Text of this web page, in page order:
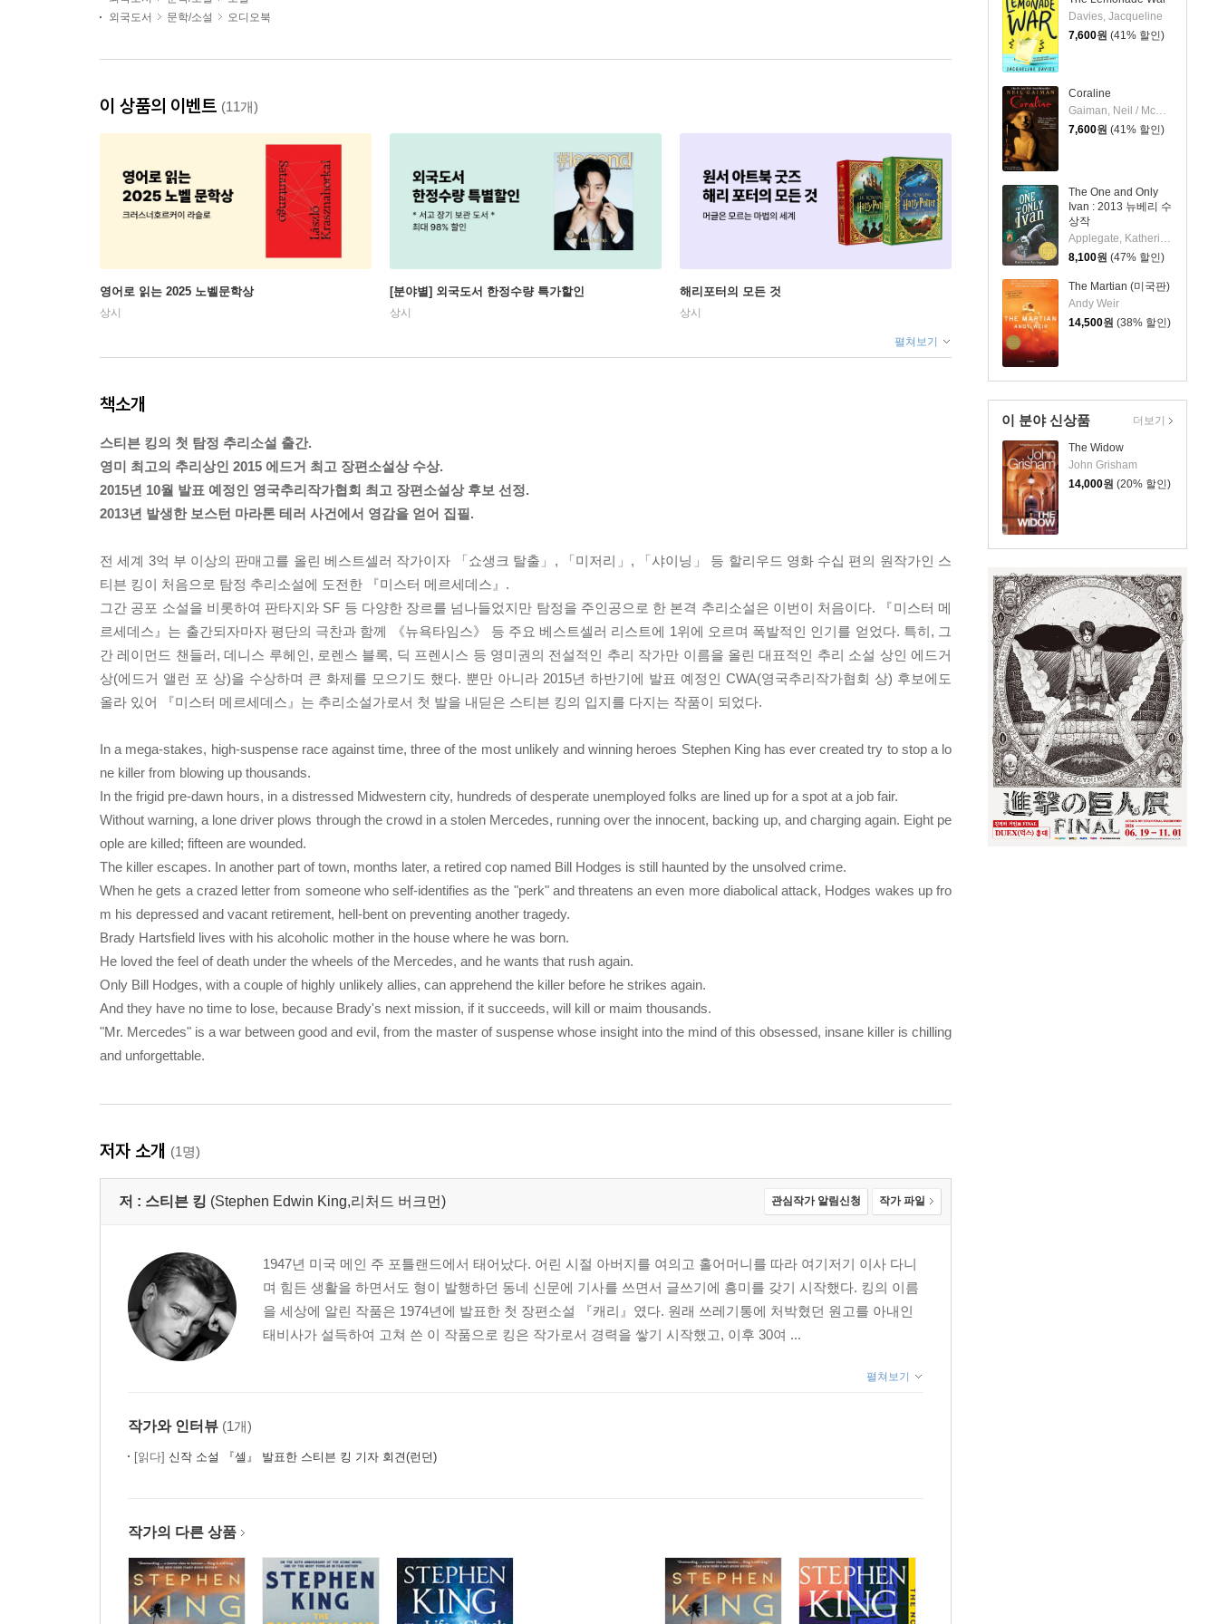
Davies, Jacqueline
7,600원 (41% 할인)
Coraline
Gaiman, Neil / McKean, Dave
7,600원 (41% 할인)
The One and Only
Ivan : 2013 뉴베리 수
상작
Applegate, Katherine / Castelao, Patricia
8,100원 (47% 할인)
The Martian (미국판)
Andy Weir
14,500원 (38% 할인)
이 분야 신상품
The Widow
John Grisham
14,000원 (20% 할인)
더보기
외국도서
문학/소설 오디오북
이 상품의 이벤트 (11개)
영어로 읽는 2025 노벨문학상
상시
[분야별] 외국도서 한정수량 특가할인
상시
해리포터의 모든 것
상시
펼쳐보기
책소개
스티븐 킹의 첫 탐정 추리소설 출간.
영미 최고의 추리상인 2015 에드거 최고 장편소설상 수상.
2015년 10월 발표 예정인 영국추리작가협회 최고 장편소설상 후보 선정.
2013년 발생한 보스턴 마라톤 테러 사건에서 영감을 얻어 집필.
전 세계 3억 부 이상의 판매고를 올린 베스트셀러 작가이자 「쇼생크 탈출」, 「미저리」, 「샤이닝」 등 할리우드 영화 수십 편의 원작가인 스
티븐 킹이 처음으로 탐정 추리소설에 도전한 『미스터 메르세데스』.
그간 공포 소설을 비롯하여 판타지와 SF 등 다양한 장르를 넘나들었지만 탐정을 주인공으로 한 본격 추리소설은 이번이 처음이다. 『미스터 메
르세데스』는 출간되자마자 평단의 극찬과 함께 《뉴욕타임스》 등 주요 베스트셀러 리스트에 1위에 오르며 폭발적인 인기를 얻었다. 특히, 그
간 레이먼드 챈들러, 데니스 루헤인, 로렌스 블록, 딕 프렌시스 등 영미권의 전설적인 추리 작가만 이름을 올린 대표적인 추리 소설 상인 에드거
상(에드거 앨런 포 상)을 수상하며 큰 화제를 모으기도 했다. 뿐만 아니라 2015년 하반기에 발표 예정인 CWA(영국추리작가협회 상) 후보에도
올라 있어 『미스터 메르세데스』는 추리소설가로서 첫 발을 내딛은 스티븐 킹의 입지를 다지는 작품이 되었다.
In a mega-stakes, high-suspense race against time, three of the most unlikely and winning heroes Stephen King has ever created try to stop a lo
ne killer from blowing up thousands.
In the frigid pre-dawn hours, in a distressed Midwestern city, hundreds of desperate unemployed folks are lined up for a spot at a job fair.
Without warning, a lone driver plows through the crowd in a stolen Mercedes, running over the innocent, backing up, and charging again. Eight pe
ople are killed; fifteen are wounded.
The killer escapes. In another part of town, months later, a retired cop named Bill Hodges is still haunted by the unsolved crime.
When he gets a crazed letter from someone who self-identifies as the "perk" and threatens an even more diabolical attack, Hodges wakes up fro
m his depressed and vacant retirement, hell-bent on preventing another tragedy.
Brady Hartsfield lives with his alcoholic mother in the house where he was born.
He loved the feel of death under the wheels of the Mercedes, and he wants that rush again.
Only Bill Hodges, with a couple of highly unlikely allies, can apprehend the killer before he strikes again.
And they have no time to lose, because Brady's next mission, if it succeeds, will kill or maim thousands.
"Mr. Mercedes" is a war between good and evil, from the master of suspense whose insight into the mind of this obsessed, insane killer is chilling
and unforgettable.
저자 소개 (1명)
저 : 스티븐 킹 (Stephen Edwin King,리처드 버크먼) 관심작가 알림신청 작가 파일
1947년 미국 메인 주 포틀랜드에서 태어났다. 어린 시절 아버지를 여의고 홀어머니를 따라 여기저기 이사 다니
며 힘든 생활을 하면서도 형이 발행하던 동네 신문에 기사를 쓰면서 글쓰기에 흥미를 갖기 시작했다. 킹의 이름
을 세상에 알린 작품은 1974년에 발표한 첫 장편소설 『캐리』였다. 원래 쓰레기통에 처박혔던 원고를 아내인
태비사가 설득하여 고쳐 쓴 이 작품으로 킹은 작가로서 경력을 쌓기 시작했고, 이후 30여 ...
펼쳐보기
작가와 인터뷰 (1개)
[읽다] 신작 소설 『셀』 발표한 스티븐 킹 기자 회견(런던)
작가의 다른 상품